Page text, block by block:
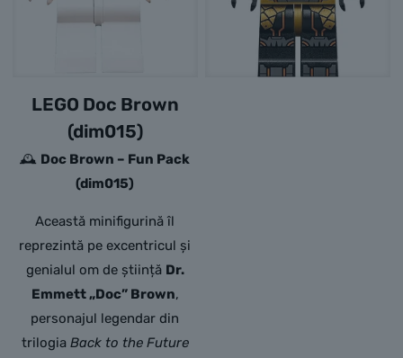
LEGO Doc Brown
(dim015)
🕰️ Doc Brown – Fun Pack
(dim015)
Această minifigurină îl
reprezintă pe excentricul și
genialul om de știință Dr.
Emmett „Doc” Brown,
personajul legendar din
trilogia Back to the Future